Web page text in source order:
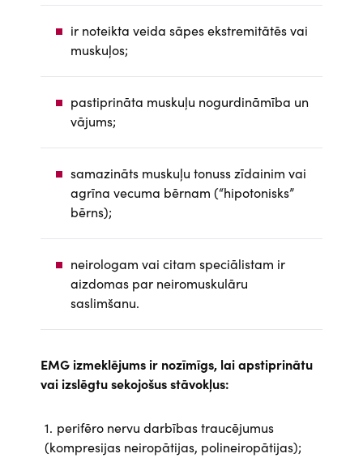
ir noteikta veida sāpes ekstremitātēs vai
muskuļos;
pastiprināta muskuļu nogurdināmība un
vājums;
samazināts muskuļu tonuss zīdainim vai
agrīna vecuma bērnam (“hipotonisks”
bērns);
neirologam vai citam speciālistam ir
aizdomas par neiromuskulāru
saslimšanu.
EMG izmeklējums ir nozīmīgs, lai apstiprinātu
vai izslēgtu sekojošus stāvokļus:
perifēro nervu darbības traucējumus
(kompresijas neiropātijas, polineiropātijas);